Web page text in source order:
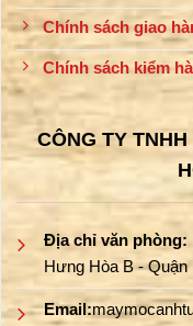
Chính sách giao
Chính sách kiểm
CÔNG TY
Địa chỉ văn phòng:
Hưng Hòa B -
Email: